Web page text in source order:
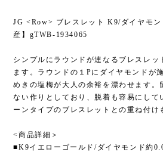
JG <Row> ブレスレット K9/ダイヤモン
産】gTWB-1934065
シンプルにラウンドが連なるブレスレッ
ます。ラウンドの１Pにダイヤモンドが
めきの塩梅が大人の余裕を漂わせます。
ない作りとしており、脱着も容易にして
ーンタイプのブレスレットとの重ね付け
<商品詳細＞
■K9イエローゴールド/ダイヤモンド約